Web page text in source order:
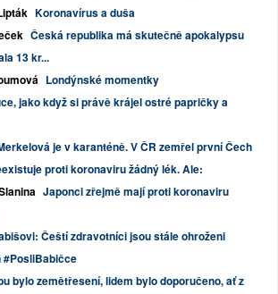
Koronavírus a duša
Česká republika má skutečně apokalypsu
13 kr...
Londýnské momentky
jako když si právě krájel ostré papričky a
je v karanténě. V ČR zemřel první Čech
proti koronaviru žádný lék. Ale:
Japonci zřejmě mají proti koronaviru
Čeští zdravotníci jsou stále ohroženi
#PosliBabičce
bylo zemětřesení, lidem bylo doporučeno, ať z